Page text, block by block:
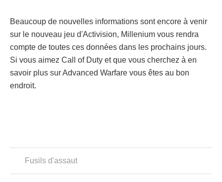
Beaucoup de nouvelles informations sont encore à venir
sur le nouveau jeu d'Activision, Millenium vous rendra
compte de toutes ces données dans les prochains jours.
Si vous aimez Call of Duty et que vous cherchez à en
savoir plus sur Advanced Warfare vous êtes au bon
endroit.
Fusils d'assaut